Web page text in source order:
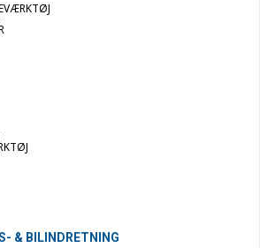
& BILINDRETNING